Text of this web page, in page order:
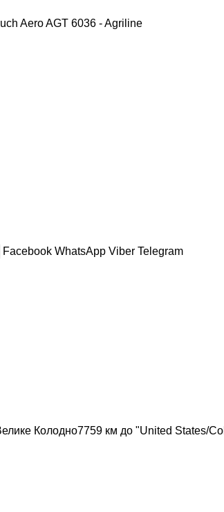
Facebook WhatsApp Viber Telegram
Колодно7759 км до "United States/